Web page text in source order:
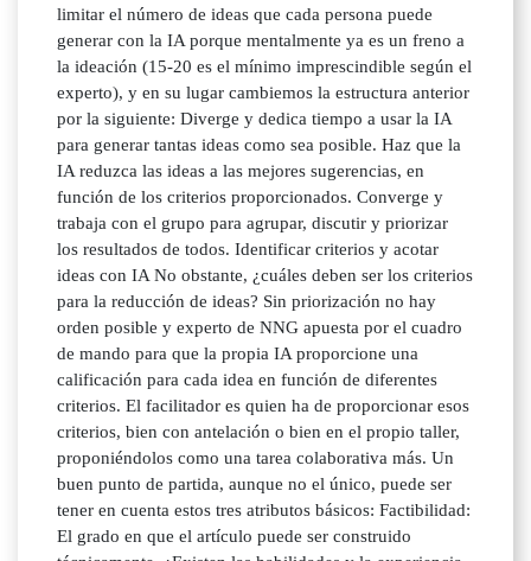
limitar el número de ideas que cada persona puede
generar con la IA porque mentalmente ya es un freno a
la ideación (15-20 es el mínimo imprescindible según el
experto), y en su lugar cambiemos la estructura anterior
por la siguiente: Diverge y dedica tiempo a usar la IA
para generar tantas ideas como sea posible. Haz que la
IA reduzca las ideas a las mejores sugerencias, en
función de los criterios proporcionados. Converge y
trabaja con el grupo para agrupar, discutir y priorizar
los resultados de todos. Identificar criterios y acotar
ideas con IA No obstante, ¿cuáles deben ser los criterios
para la reducción de ideas? Sin priorización no hay
orden posible y experto de NNG apuesta por el cuadro
de mando para que la propia IA proporcione una
calificación para cada idea en función de diferentes
criterios. El facilitador es quien ha de proporcionar esos
criterios, bien con antelación o bien en el propio taller,
proponiéndolos como una tarea colaborativa más. Un
buen punto de partida, aunque no el único, puede ser
tener en cuenta estos tres atributos básicos: Factibilidad:
El grado en que el artículo puede ser construido